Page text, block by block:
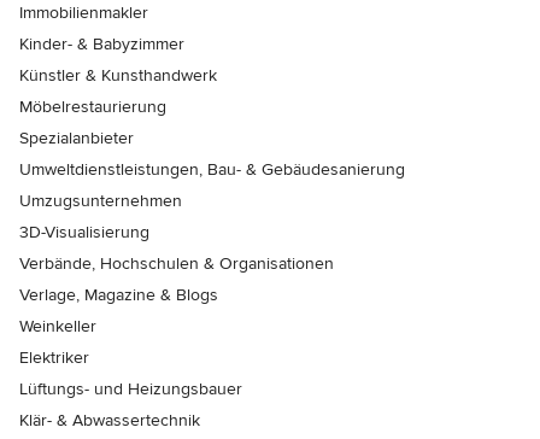
Immobilienmakler
Kinder- & Babyzimmer
Künstler & Kunsthandwerk
Möbelrestaurierung
Spezialanbieter
Umweltdienstleistungen, Bau- & Gebäudesanierung
Umzugsunternehmen
3D-Visualisierung
Verbände, Hochschulen & Organisationen
Verlage, Magazine & Blogs
Weinkeller
Elektriker
Lüftungs- und Heizungsbauer
Klär- & Abwassertechnik